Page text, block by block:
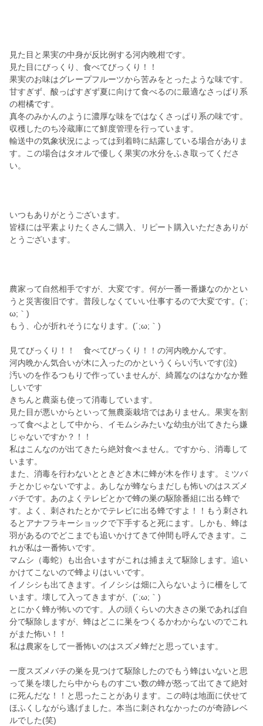
見た目と果実の中身が反比例する河内晩柑です。
見た目にびっくり、食べてびっくり！！
果実のお味はグレープフルーツから苦みをとったような味です。
甘すぎず、酸っぱすぎず夏に向けて食べるのに最適なさっぱり系
の柑橘です。
真冬のみかんのように濃厚な味をではなくさっぱり系の味です。
収穫したのち冷蔵庫にて鮮度管理を行っています。
輸送中の気象状況によっては到着時に結露している場合がありま
す。この場合はタオルで優しく果実の水分をふき取ってくださ
い。
いつもありがとうございます。
皆様には平素よりたくさんご購入、リピート購入いただきありが
とうございます。
農家って自然相手ですが、大変です。何が一番一番嫌なのかとい
うと災害復旧です。普段しなくていい仕事するので大変です。(´;
ω;｀)
もう、心が折れそうになります。(´;ω;｀)
見てびっくり！！ 食べてびっくり！！の河内晩かんです。
河内晩かん気合いが木に入ったのかというくらい汚いです(泣)
汚いのを作るつもりで作っていませんが、綺麗なのはなかなか難
しいです
きちんと農薬も使って消毒しています。
見た目が悪いからといって無農薬栽培ではありません。果実を割
って食べよとして中から、イモムシみたいな幼虫が出てきたら嫌
じゃないですか？！！
私はこんなのが出てきたら絶対食べません。ですから、消毒して
います。
また、消毒を行わないとときどき木に蜂が木を作ります。ミツバ
チとかじゃないですよ。あしなが蜂ならまだしも怖いのはスズメ
バチです。あのよくテレビとかで蜂の巣の駆除番組に出る蜂で
す。よく、刺されたとかでテレビに出る蜂ですよ！！もう刺され
るとアナフラキーショックで下手すると死にます。しかも、蜂は
羽があるのでどこまでも追いかけてきて仲間も呼んできます。こ
れが私は一番怖いです。
マムシ（毒蛇）も出合いますがこれは捕まえて駆除します。追い
かけてこないので蜂よりはいいです。
イノシシも出てきます。イノシシは畑に入らないように柵をして
います。壊して入ってきますが、(´;ω;｀)
とにかく蜂が怖いのです。人の頭くらいの大きさの巣であれば自
分で駆除しますが、蜂はどこに巣をつくるかわからないのでこれ
がまた怖い！！
私は農家をして一番怖いのはスズメ蜂だと思っています。
一度スズメバチの巣を見つけて駆除したのでもう蜂はいないと思
って巣を壊したら中からものすごい数の蜂が怒って出てきて絶対
に死んだな！！と思ったことがあります。この時は地面に伏せて
ほふくしながら逃げました。本当に刺されなかったのが奇跡レベ
ルでした(笑)